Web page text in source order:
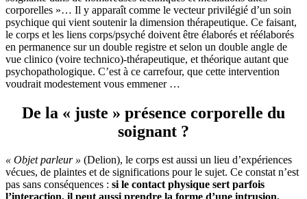
corporelles »… Il y apparaît comme le vecteur privilégié d’un soin
psychique qui vient soutenir la dimension thérapeutique. Ce faisant,
le corps et les liens corps/psyché doivent être élaborés et réélaborés
en permanence sur un double registre et selon un double angle de
vue clinico (voire technico)-thérapeutique, et théorique autant que
psychopathologique. C’est à ce carrefour, que cette intervention
voudrait modestement vous emmener …
De la « juste » présence corporelle du
soignant ?
« Objet parleur » (Delion), le corps est aussi un lieu d’expériences
vécues, de plaintes et de significations pour le sujet. Ce constat n’est
pas sans conséquences : si le contact physique sert parfois